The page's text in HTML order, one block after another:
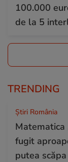
100.000
de la 5
TRENDING
Știri România
Matematica
fugit
putea